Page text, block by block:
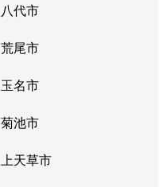
八代市
荒尾市
玉名市
菊池市
上天草市